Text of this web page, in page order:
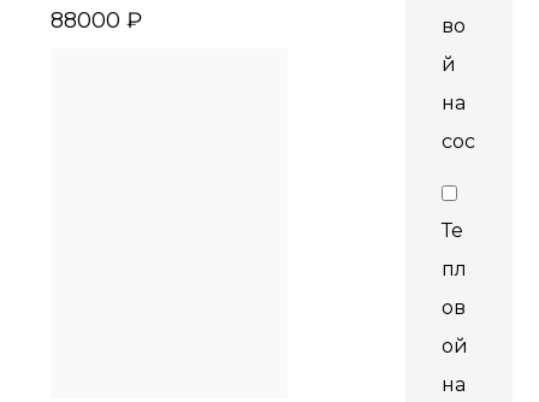
88000₽
во
й
на
сос
Те
пл
ов
ой
на